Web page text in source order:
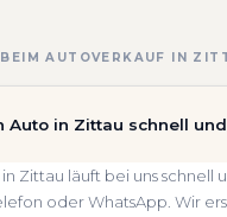
AUTOVERKAUF IN
Auto in Zittau schnell
Zittau läuft bei uns
oder WhatsApp. Wir